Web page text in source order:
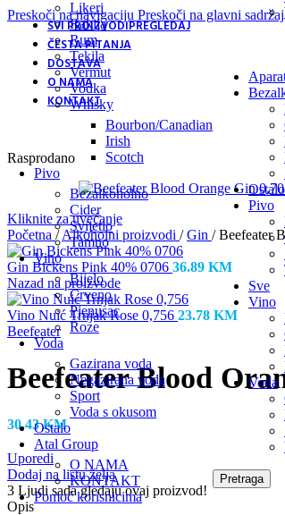
Preskoči na navigaciju Preskoči na glavni sadržaj
SVI PROIZVODIPREGLEDAJ
ČESTA PITANJA
DOSTAVA
O NAMA
KONTAKT
Likeri
Rakija
Rum
Tekila
Vermut
Vodka
Whisky
Bourbon/Canadian
Irish
Scotch
Pivo
Bezalkoholno
Cider
Svijetlo
Tamno
Vino
Bijelo
Crveno
Pjenusac
Roze
Voda
Gazirana voda
Negazirana voda
Sport
Voda s okusom
Ostalo
Atal Group
O NAMA
KONTAKT
Pomoć korisnicima
Ostalo
Pivo
Sve
Vino
Voda
Pretraga
Rasprodano
Kliknite za uvećanje
Početna / Alkoholni proizvodi / Gin / Beefeater
Gin Bickens Pink 40% 0706 36.89 KM
Nazad na proizvode
Vino Nuić Trnjak Rose 0,756 23.78 KM
Beefeater
Beefeater Blood
30.43KM
Uporedi
Dodaj na listu želja
3 Ljudi sada gledaju ovaj proizvod!
Opis